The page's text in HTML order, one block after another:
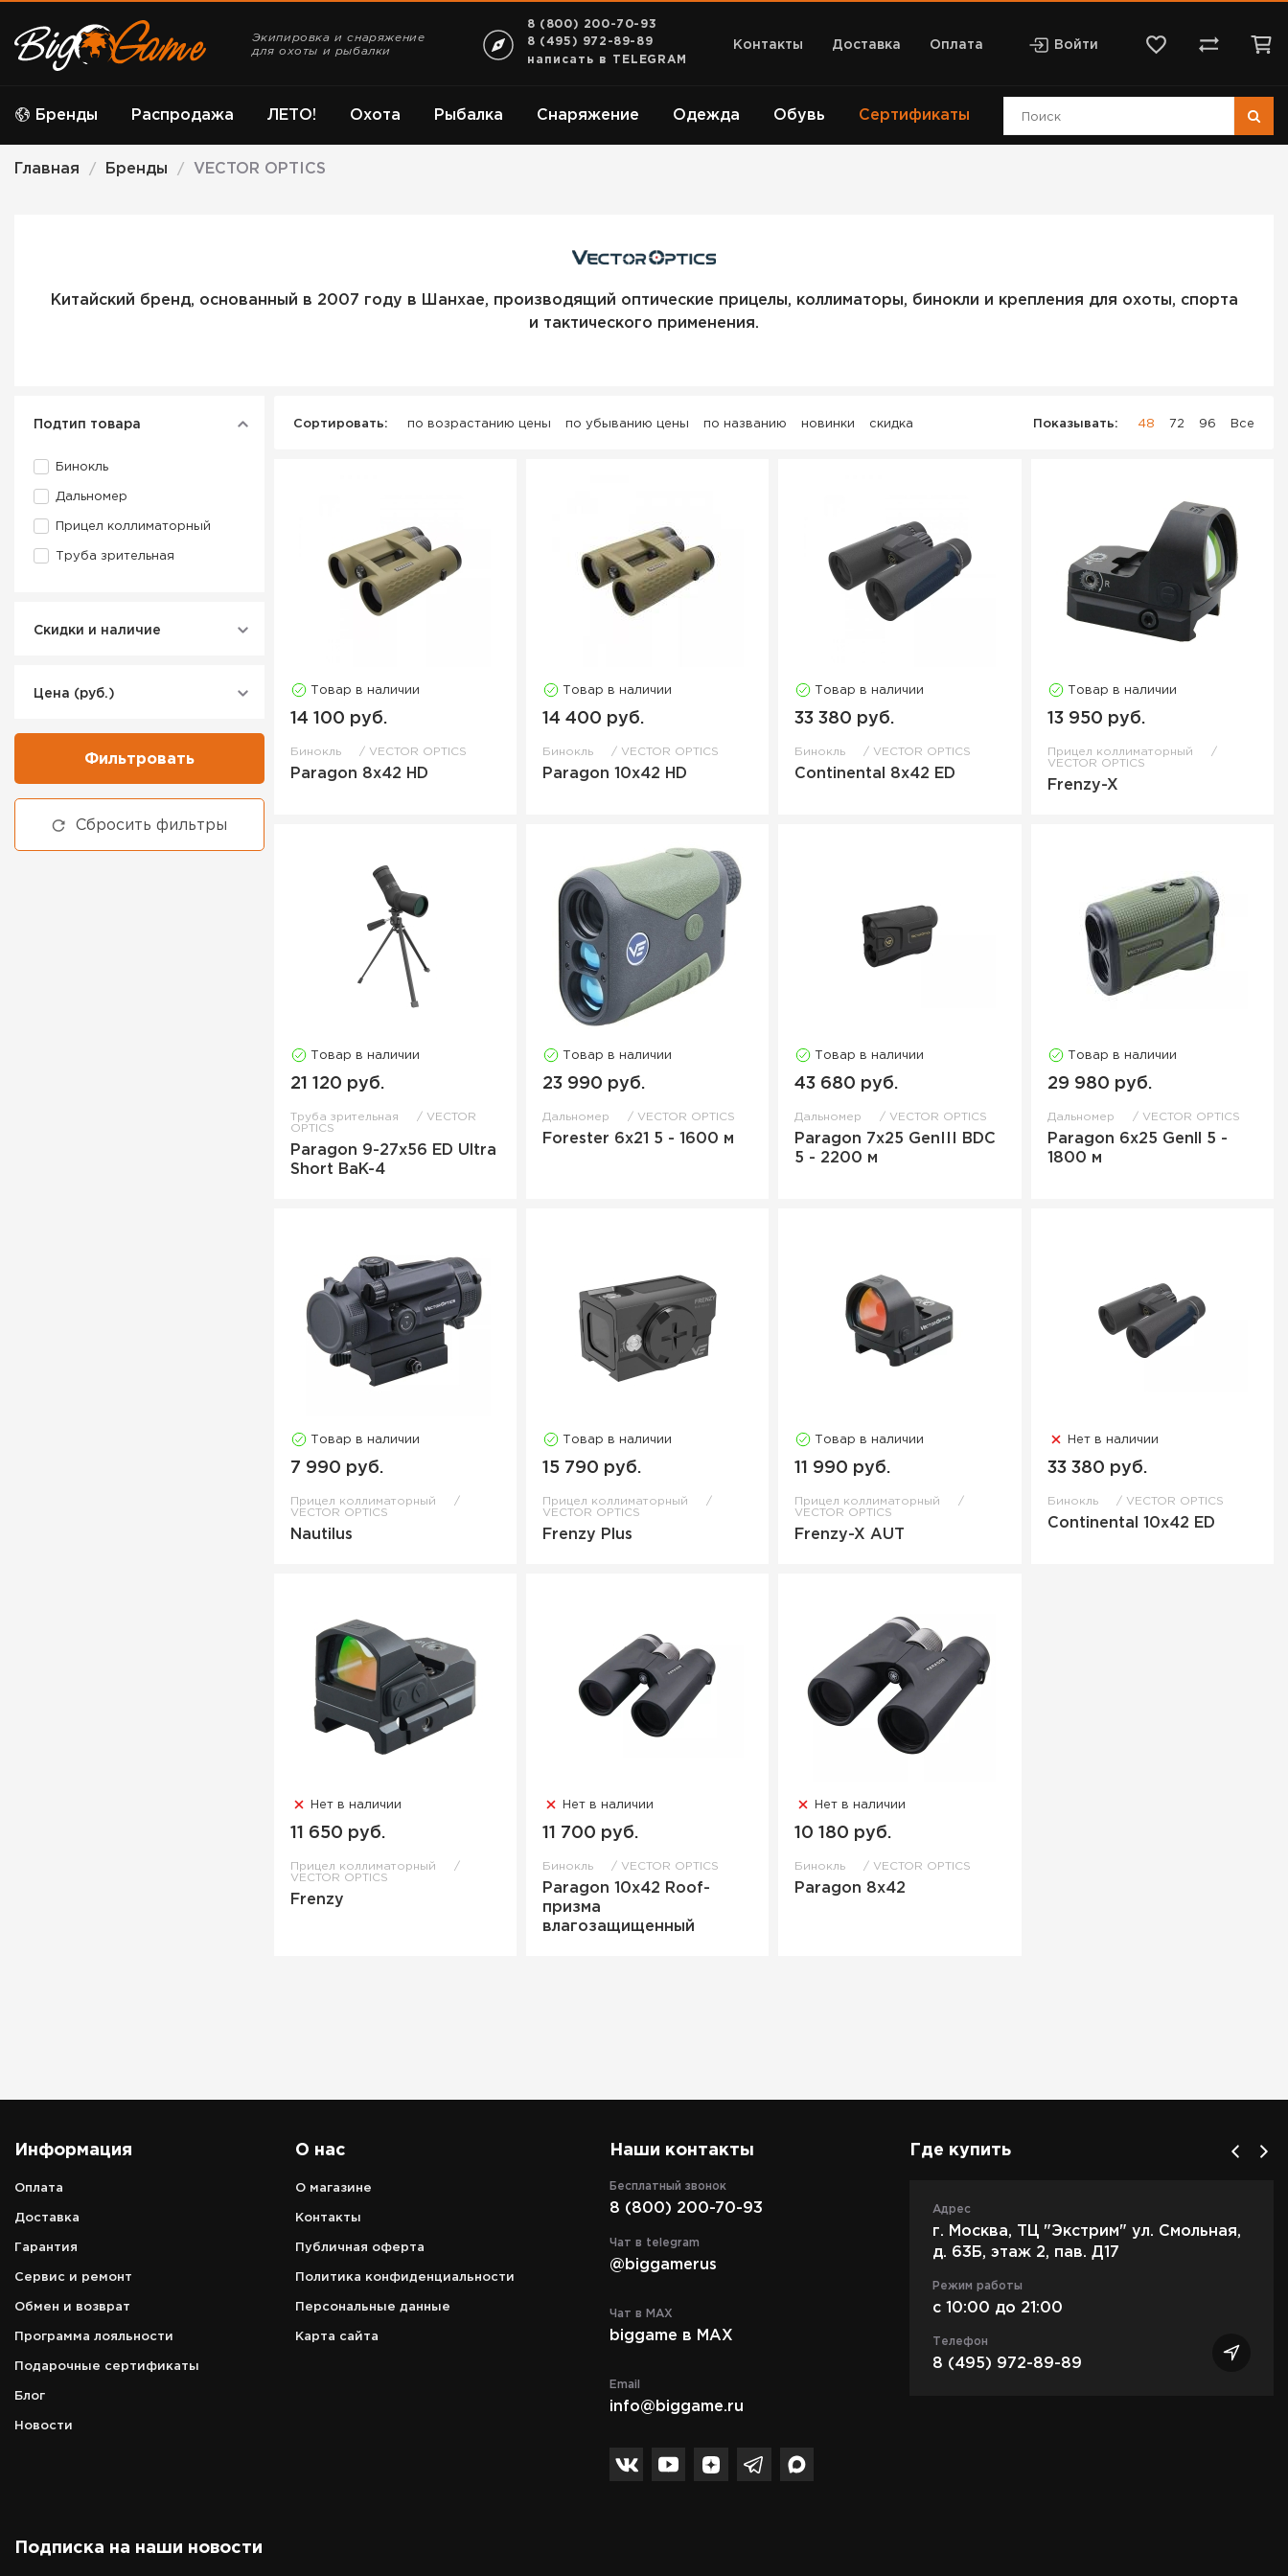
Экипировка и снаряжение
для охоты и рыбалки
8 (800) 200-70-93
8 (495) 972-89-89
написать в TELEGRAM
Контакты Доставка Оплата Войти
Бренды ЛЕТО! Охота Рыбалка Снаряжение Одежда Обувь
Распродажа Сертификаты
Главная / Бренды / VECTOR OPTICS
VECTOR
OPTICS
Китайский бренд, основанный в 2007 году в Шанхае, производящий оптические прицелы, коллиматоры, бинокли и крепления для охоты, спорта
и тактического применения.
Подтип товара
Бинокль
Дальномер
Прицел коллиматорный
Труба зрительная
Скидки и наличие
Цена (руб.)
Фильтровать
Сбросить фильтры
Сортировать: по возрастанию цены по убыванию цены по названию новинки скидка Показывать: 48 72 96 Все
Товар в наличии
14 100 руб.
Бинокль VECTOR OPTICS
Paragon 8x42 HD
Товар в наличии
14 400 руб.
Бинокль VECTOR OPTICS
Paragon 10x42 HD
Товар в наличии
33 380 руб.
Бинокль VECTOR OPTICS
Continental 8x42 ED
Товар в наличии
13 950 руб.
Прицел коллиматорный
VECTOR OPTICS
Frenzy-X
Товар в наличии
21 120 руб.
Труба зрительная
VECTOR
OPTICS
Paragon 9-27x56 ED Ultra
Short BaK-4
Товар в наличии
23 990 руб.
Дальномер VECTOR OPTICS
Forester 6x21 5 - 1600 м
Товар в наличии
43 680 руб.
Дальномер VECTOR OPTICS
Paragon 7х25 GenIII BDC
5 - 2200 м
Товар в наличии
29 980 руб.
Дальномер VECTOR OPTICS
Paragon 6x25 Genll 5 -
1800 м
Товар в наличии
7 990 руб.
Прицел коллиматорный
VECTOR OPTICS
Nautilus
Товар в наличии
15 790 руб.
Прицел коллиматорный
VECTOR OPTICS
Frenzy Plus
Товар в наличии
11 990 руб.
Прицел коллиматорный
VECTOR OPTICS
Frenzy-X AUT
Нет в наличии
33 380 руб.
Бинокль VECTOR OPTICS
Continental 10x42 ED
Нет в наличии
11 650 руб.
Прицел коллиматорный
VECTOR OPTICS
Frenzy
Нет в наличии
11 700 руб.
Бинокль VECTOR OPTICS
Paragon 10x42 Roof-
призма
влагозащищенный
Нет в наличии
10 180 руб.
Бинокль VECTOR OPTICS
Paragon 8x42
Информация
Оплата
Доставка
Гарантия
Сервис и ремонт
Обмен и возврат
Программа лояльности
Подарочные сертификаты
Блог
Новости
О нас
О магазине
Контакты
Публичная оферта
Политика конфиденциальности
Персональные данные
Карта сайта
Наши контакты
Бесплатный звонок
8 (800) 200-70-93
Чат в telegram
@biggamerus
Чат в MAX
biggame в MAX
Email
info@biggame.ru
Где купить
г. Елизово, ул. Звёздная, д. 14, 1 этаж.
зависит от расписания вылета/
Телефон
Кабельная, д. 2, стр. 1, уровень 5
c 10:00 до 21:00
Адрес
г. Москва, ТЦ "Экстрим" ул. Смольная,
д. 63Б, этаж 2, пав. Д17
Режим работы
c 10:00 до 21:00
Телефон
8 (495) 972-89-89
Подписка на наши новости